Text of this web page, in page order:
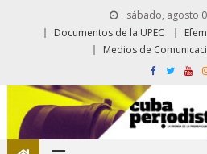
sábado, agosto
Documentos de la UPEC
Medios de